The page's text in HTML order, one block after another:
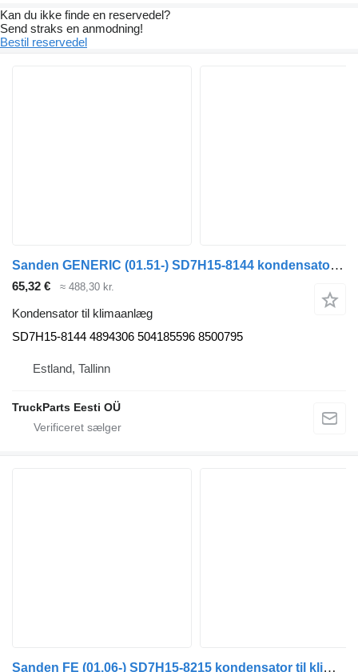
Kan du ikke finde en reservedel?
Send straks en anmodning!
Bestil reservedel
Sanden GENERIC (01.51-) SD7H15-8144 kondensator til klimaanlæg til GENERIC trækker
65,32 € ≈ 488,30 kr.
Kondensator til klimaanlæg
SD7H15-8144 4894306 504185596 8500795
Estland, Tallinn
TruckParts Eesti OÜ
Sanden FE (01.06-) SD7H15-8215 kondensator til klimaanlæg til Volvo FL, FE (2005-2014) trækker